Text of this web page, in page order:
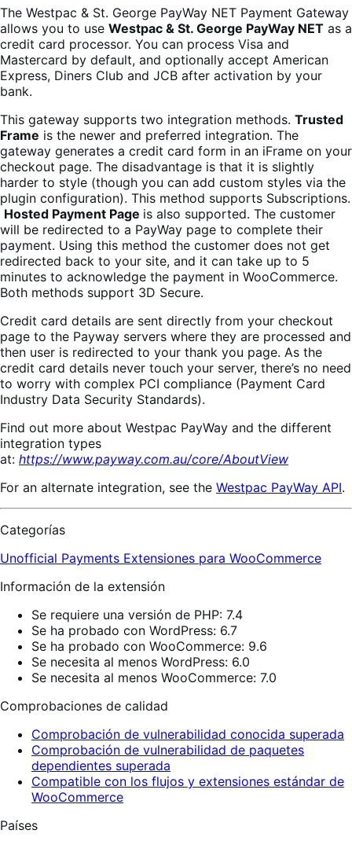
The Westpac & St. George PayWay NET Payment Gateway
allows you to use Westpac & St. George PayWay NET as a
credit card processor. You can process Visa and
Mastercard by default, and optionally accept American
Express, Diners Club and JCB after activation by your
bank.
This gateway supports two integration methods. Trusted
Frame is the newer and preferred integration. The
gateway generates a credit card form in an iFrame on your
checkout page. The disadvantage is that it is slightly
harder to style (though you can add custom styles via the
plugin configuration). This method supports Subscriptions.
Hosted Payment Page is also supported. The customer
will be redirected to a PayWay page to complete their
payment. Using this method the customer does not get
redirected back to your site, and it can take up to 5
minutes to acknowledge the payment in WooCommerce.
Both methods support 3D Secure.
Credit card details are sent directly from your checkout
page to the Payway servers where they are processed and
then user is redirected to your thank you page. As the
credit card details never touch your server, there’s no need
to worry with complex PCI compliance (Payment Card
Industry Data Security Standards).
Find out more about Westpac PayWay and the different
integration types
at: https://www.payway.com.au/core/AboutView
For an alternate integration, see the Westpac PayWay API.
Categorías
Unofficial Payments Extensiones para WooCommerce
Información de la extensión
Se requiere una versión de PHP: 7.4
Se ha probado con WordPress: 6.7
Se ha probado con WooCommerce: 9.6
Se necesita al menos WordPress: 6.0
Se necesita al menos WooCommerce: 7.0
Comprobaciones de calidad
Comprobación de vulnerabilidad conocida superada
Comprobación de vulnerabilidad de paquetes
dependientes superada
Compatible con los flujos y extensiones estándar de
WooCommerce
Países